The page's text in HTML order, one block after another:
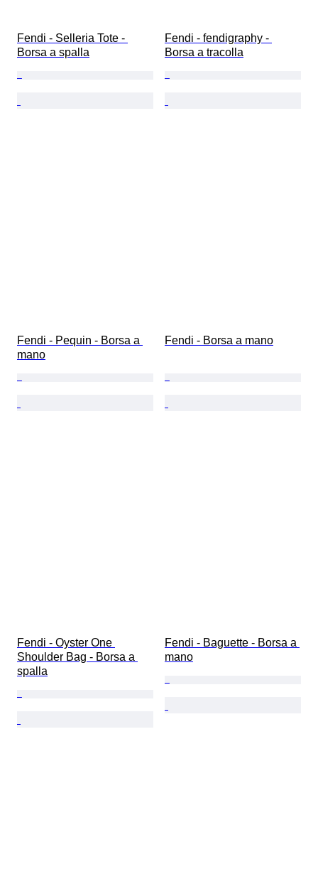
Fendi - Selleria Tote -
Borsa a spalla
Fendi - fendigraphy -
Borsa a tracolla
Fendi - Pequin - Borsa a
mano
Fendi - Borsa a mano
Fendi - Oyster One
Shoulder Bag - Borsa a
spalla
Fendi - Baguette - Borsa a
mano